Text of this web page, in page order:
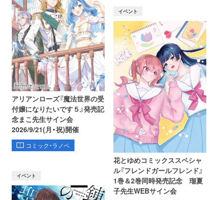
アリアンローズ『魔法世界の受
付嬢になりたいです５』発売記
念まこ先生サイン会
2026/9/21(月・祝)開催
コミック・ラノベ
イベント
花とゆめコミックススペシャ
ル『フレンドガールフレンド』
1巻＆2巻同時発売記念 瑠夏
子先生WEBサイン会
イベント